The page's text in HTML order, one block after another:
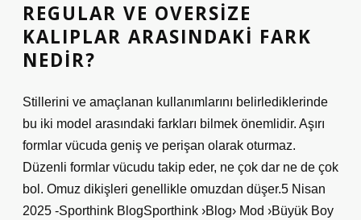
REGULAR VE OVERSIZE
KALIPLAR ARASINDAKI FARK
NEDIR?
Stillerini ve amaçlanan kullanımlarını belirlediklerinde
bu iki model arasındaki farkları bilmek önemlidir. Aşırı
formlar vücuda geniş ve perişan olarak oturmaz.
Düzenli formlar vücudu takip eder, ne çok dar ne de çok
bol. Omuz dikişleri genellikle omuzdan düşer.5 Nisan
2025 -Sporthink BlogSporthink ›Blog› Mod ›Büyük Boy